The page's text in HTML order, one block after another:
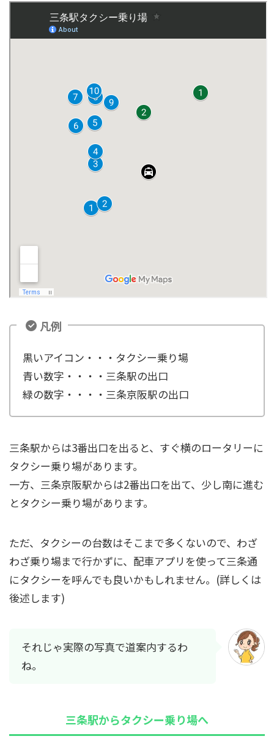
凡例
黒いアイコン・・・タクシー乗り場
青い数字・・・・三条駅の出口
緑の数字・・・・三条京阪駅の出口
三条駅からは3番出口を出ると、すぐ横のロータリーに
タクシー乗り場があります。
一方、三条京阪駅からは2番出口を出て、少し南に進む
とタクシー乗り場があります。
ただ、タクシーの台数はそこまで多くないので、わざ
わざ乗り場まで行かずに、配車アプリを使って三条通
にタクシーを呼んでも良いかもしれません。(詳しくは
後述します)
それじゃ実際の写真で道案内するわ
ね。
三条駅からタクシー乗り場へ